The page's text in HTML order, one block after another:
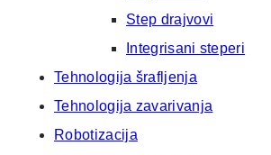
Step drajvovi
Integrisani steperi
Tehnologija šrafljenja
Tehnologija zavarivanja
Robotizacija